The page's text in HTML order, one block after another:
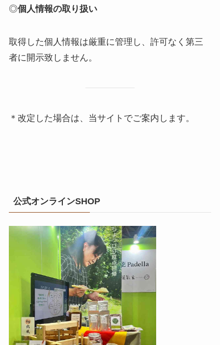
◎個人情報の取り扱い
取得した個人情報は厳重に管理し、許可なく第三
者に開示致しません。
＊改定した場合は、当サイトでご案内します。
公式オンラインSHOP